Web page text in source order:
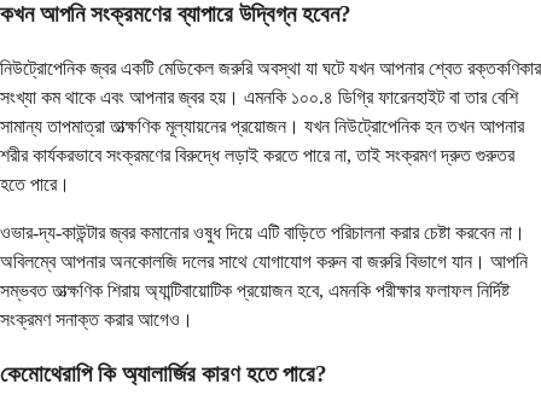
কখন আপনি সংক্রমণের ব্যাপারে উদ্বিগ্ন হবেন?
নিউট্রোপেনিক জ্বর একটি মেডিকেল জরুরি অবস্থা যা ঘটে যখন আপনার শ্বেত রক্তকণিকার
সংখ্যা কম থাকে এবং আপনার জ্বর হয়। এমনকি ১০০.৪ ডিগ্রি ফারেনহাইট বা তার বেশি
সামান্য তাপমাত্রা তাত্ক্ষণিক মূল্যায়নের প্রয়োজন। যখন নিউট্রোপেনিক হন তখন আপনার
শরীর কার্যকরভাবে সংক্রমণের বিরুদ্ধে লড়াই করতে পারে না, তাই সংক্রমণ দ্রুত গুরুতর
হতে পারে।
ওভার-দ্য-কাউন্টার জ্বর কমানোর ওষুধ দিয়ে এটি বাড়িতে পরিচালনা করার চেষ্টা করবেন না।
অবিলম্বে আপনার অনকোলজি দলের সাথে যোগাযোগ করুন বা জরুরি বিভাগে যান। আপনি
সম্ভবত তাত্ক্ষণিক শিরায় অ্যান্টিবায়োটিক প্রয়োজন হবে, এমনকি পরীক্ষার ফলাফল নির্দিষ্ট
সংক্রমণ সনাক্ত করার আগেও।
কেমোথেরাপি কি অ্যালার্জির কারণ হতে পারে?